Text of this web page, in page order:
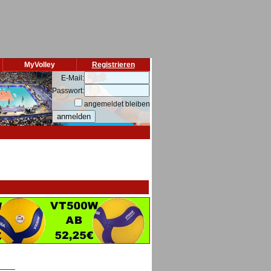
Registrieren
MyVolley
E-Mail:
Passwort:
angemeldet bleiben